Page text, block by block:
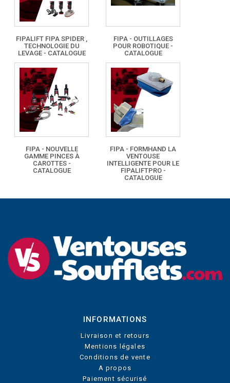
FIPALIFT FIPA SPIDER ,
TECHNOLOGIE DU
LEVAGE - CATALOGUE
FIPA - OUTILLAGES
POUR ROBOTIQUE -
CATALOGUE
FIPA - NOUVELLE
GAMME PINCES À
CAROTTES -
CATALOGUE
FIPA - FORMHAND LA
VENTOUSE
INTELLIGENTE POUR LE
FIPALIFTPRO -
CATALOGUE
INFORMATIONS
Livraison et retours
Mentions légales
Conditions de vente
A propos
Paiement sécurisé